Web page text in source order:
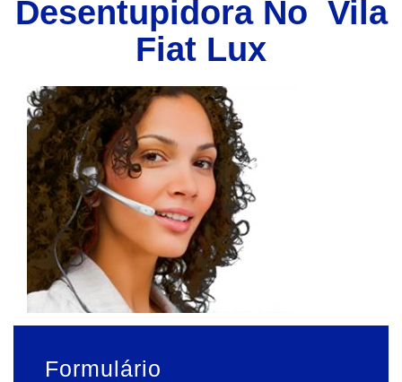
Desentupidora No Vila
Fiat Lux
Formulário